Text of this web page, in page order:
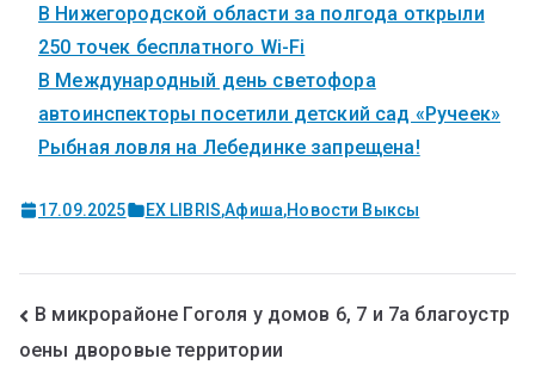
В Нижегородской области за полгода открыли
250 точек бесплатного Wi-Fi
В Международный день светофора
автоинспекторы посетили детский сад «Ручеек»
Рыбная ловля на Лебединке запрещена!
17.09.2025 EX LIBRIS,Афиша,Новости Выксы
В микрорайоне Гоголя у домов 6, 7 и 7а благоустр
оены дворовые территории